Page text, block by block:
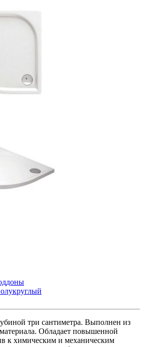
три сантиметра. Выполнен из
Обладает повышенной
к химическим и механическим